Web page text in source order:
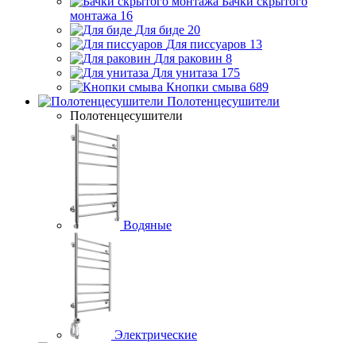
монтажа 16
Для биде 20
Для писсуаров 13
Для раковин 8
Для унитаза 175
Кнопки смыва 689
Полотенцесушители
Полотенцесушители
Водяные
Электрические